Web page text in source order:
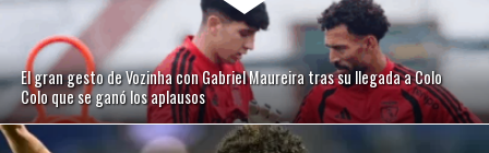
El gran gesto de Vozinha con Gabriel Maureira tras su llegada a Colo
Colo que se ganó los aplausos